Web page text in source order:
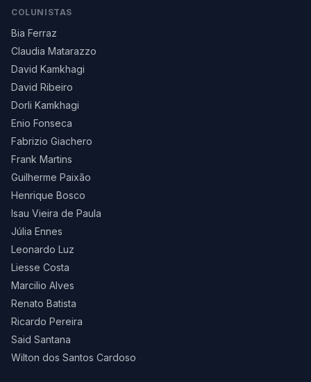
COLUNISTAS
Bia Ferraz
Claudia Matarazzo
David Kamkhagi
David Ribeiro
Dorli Kamkhagi
Enio Fonseca
Fabrizio Giachero
Frank Martins
Guilherme Paixão
Henrique Bosco
Isau Vieira de Paula
Júlia Ennes
Leonardo Luz
Liesse Costa
Marcilio Alves
Renato Batista
Ricardo Pereira
Said Santana
Wilton dos Santos Cardoso